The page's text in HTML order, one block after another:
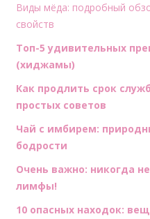
Виды мёда: подробный
свойств
Топ-5 удивительных
(хиджамы)
Как продлить срок
простых советов
Чай с имбирем:
бодрости
Очень важно: никогда
лимфы!
10 опасных находок: